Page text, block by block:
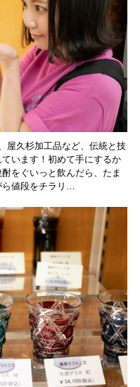
屋久杉加工品など、伝統と技
います！初めて手にするか
をぐいっと飲んだら、たま
ら値段をチラリ…